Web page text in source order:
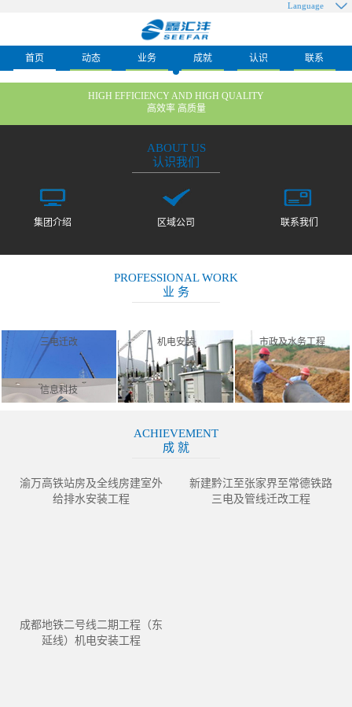
Language
首页 动态 业务 成就 认识 联系
HIGH EFFICIENCY AND HIGH QUALITY
高效率 高质量
ABOUT US
认识我们
集团介绍 区域公司 联系我们
PROFESSIONAL WORK
业 务
三电迁改 机电安装 市政及水务工程
信息科技
ACHIEVEMENT
成 就
渝万高铁站房及全线房建室外
给排水安装工程
新建黔江至张家界至常德铁路
三电及管线迁改工程
成都地铁二号线二期工程（东
延线）机电安装工程